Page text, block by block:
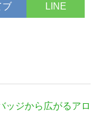
ブ LINE
ッジから広がるアロ